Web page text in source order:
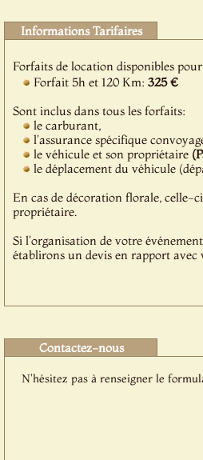
Informations Tarifaires
Forfaits de location disponibles
Forfait 5h et 120 Km: 325 €
Sont inclus dans tous les forfaits:
le carburant,
l'assurance spécifique
le véhicule et son propriétaire
le déplacement du véhicule
En cas de décoration florale, celle-
propriétaire.
Si l'organisation de votre
établirons un devis en rapport avec
Contactez-nous
N'hésitez pas à renseigner le